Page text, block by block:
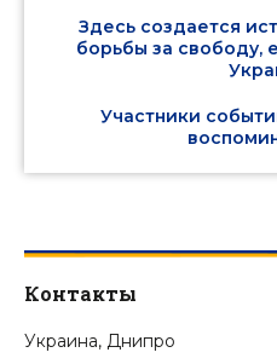
Здесь создается
борьбы за свободу,
Участники
Контакты
Украина, Днипро